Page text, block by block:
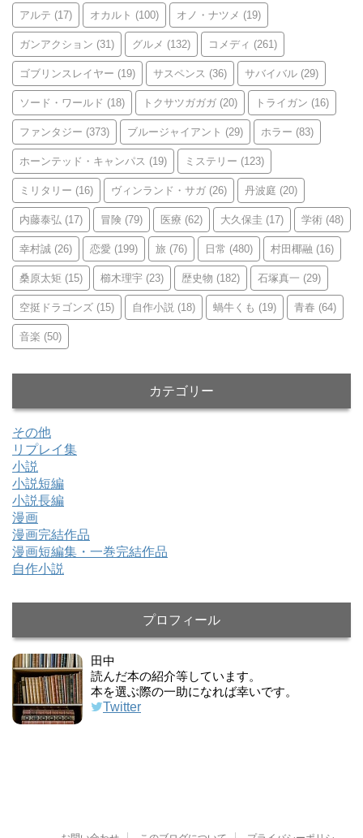
アルテ (17) オカルト (100) オノ・ナツメ (19)
ガンアクション (31) グルメ (132) コメディ (261)
ゴブリンスレイヤー (19) サスペンス (36) サバイバル (29)
ソード・ワールド (18) トクサツガガガ (20) トライガン (16)
ファンタジー (373) ブルージャイアント (29) ホラー (83)
ホーンテッド・キャンパス (19) ミステリー (123)
ミリタリー (16) ヴィンランド・サガ (26) 丹波庭 (20)
内藤泰弘 (17) 冒険 (79) 医療 (62) 大久保圭 (17) 学術 (48)
幸村誠 (26) 恋愛 (199) 旅 (76) 日常 (480) 村田椰融 (16)
桑原太矩 (15) 櫛木理宇 (23) 歴史物 (182) 石塚真一 (29)
空挺ドラゴンズ (15) 自作小説 (18) 蝸牛くも (19) 青春 (64)
音楽 (50)
カテゴリー
その他
リプレイ集
小説
小説短編
小説長編
漫画
漫画完結作品
漫画短編集・一巻完結作品
自作小説
プロフィール
田中
読んだ本の紹介等しています。
本を選ぶ際の一助になれば幸いです。
Twitter